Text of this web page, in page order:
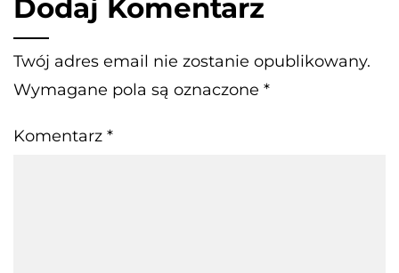
Dodaj Komentarz
Twój adres email nie zostanie opublikowany.
Wymagane pola są oznaczone *
Komentarz *